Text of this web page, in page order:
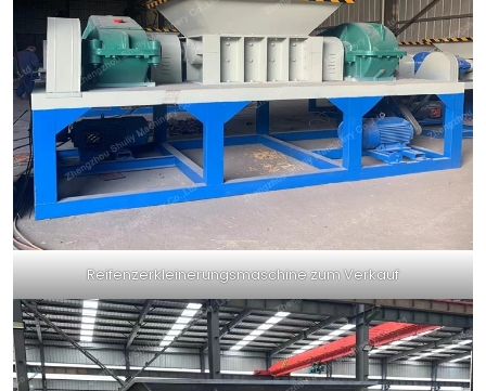
Reifenzerkleinerungsmaschine zum Verkauf